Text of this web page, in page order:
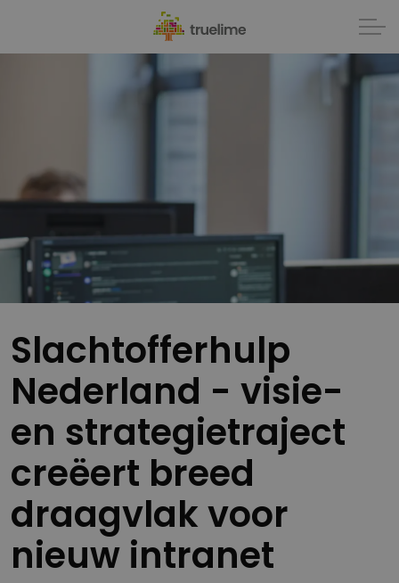
Slachtofferhulp
Nederland - visie-
en strategietraject
creëert breed
draagvlak voor
nieuw intranet